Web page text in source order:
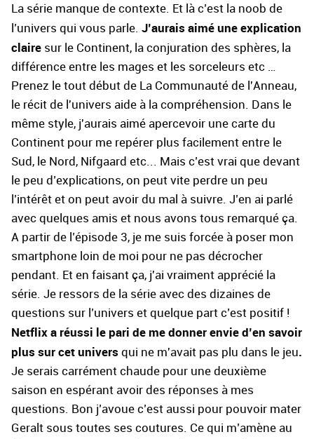
La série manque de contexte. Et là c’est la noob de
l’univers qui vous parle. J’aurais aimé une explication
claire sur le Continent, la conjuration des sphères, la
différence entre les mages et les sorceleurs etc …
Prenez le tout début de La Communauté de l'Anneau,
le récit de l'univers aide à la compréhension. Dans le
même style, j'aurais aimé apercevoir une carte du
Continent pour me repérer plus facilement entre le
Sud, le Nord, Nifgaard etc... Mais c’est vrai que devant
le peu d’explications, on peut vite perdre un peu
l’intérêt et on peut avoir du mal à suivre. J’en ai parlé
avec quelques amis et nous avons tous remarqué ça.
A partir de l’épisode 3, je me suis forcée à poser mon
smartphone loin de moi pour ne pas décrocher
pendant. Et en faisant ça, j'ai vraiment apprécié la
série. Je ressors de la série avec des dizaines de
questions sur l’univers et quelque part c’est positif !
Netflix a réussi le pari de me donner envie d’en savoir
plus sur cet univers qui ne m'avait pas plu dans le jeu.
Je serais carrément chaude pour une deuxième
saison en espérant avoir des réponses à mes
questions. Bon j’avoue c’est aussi pour pouvoir mater
Geralt sous toutes ses coutures. Ce qui m’amène au